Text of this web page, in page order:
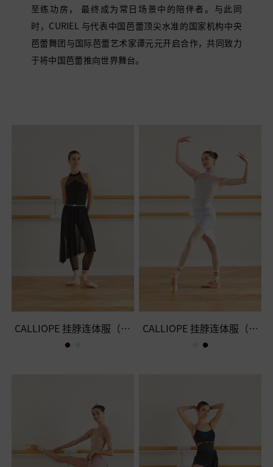
至练功房， 最终成为常日场景中的陪伴者。与此同
时，CURIEL 与代表中国芭蕾顶尖水准的国家机构中央
芭蕾舞团与国际芭蕾艺术家谭元元开启合作，共同致力
于将中国芭蕾推向世界舞台。
橙色
金色
黄色
CALLIOPE 挂脖连体服（经
典黑）
CALLIOPE 挂脖连体服（雾
蓝色）